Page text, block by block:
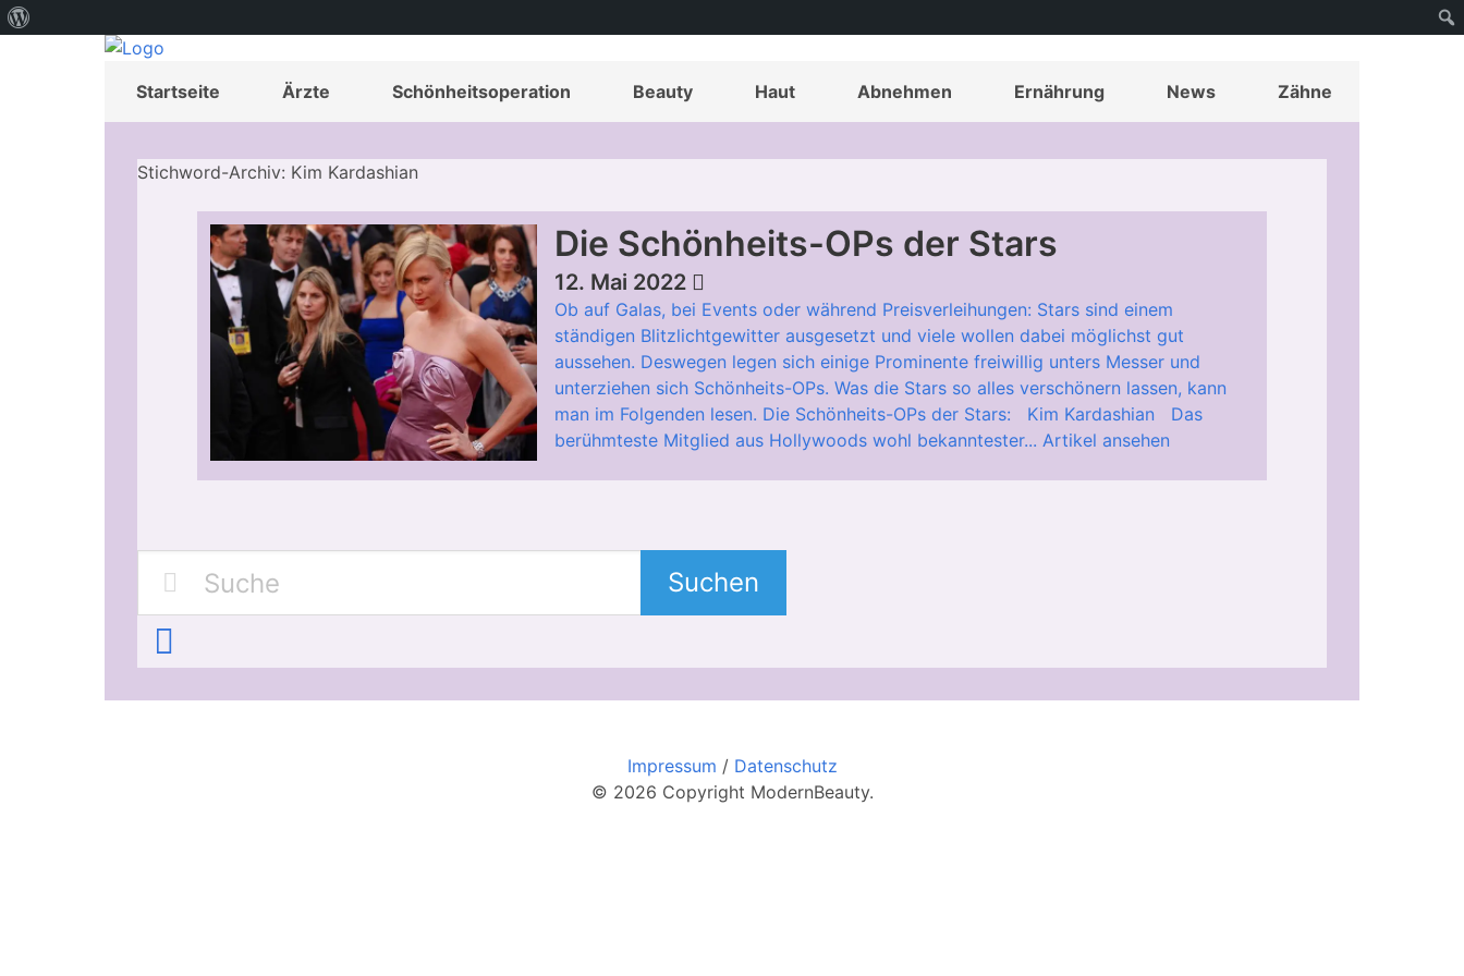
Startseite Ärzte Schönheitsoperation Beauty Haut Abnehmen Ernährung News Zähne
Stichword-Archiv: Kim Kardashian
Die Schönheits-OPs der Stars
12. Mai 2022
Ob auf Galas, bei Events oder während Preisverleihungen: Stars sind einem
ständigen Blitzlichtgewitter ausgesetzt und viele wollen dabei möglichst gut
aussehen. Deswegen legen sich einige Prominente freiwillig unters Messer und
unterziehen sich Schönheits-OPs. Was die Stars so alles verschönern lassen, kann
man im Folgenden lesen. Die Schönheits-OPs der Stars: Kim Kardashian Das
berühmteste Mitglied aus Hollywoods wohl bekanntester... Artikel ansehen
Suchen
Impressum / Datenschutz
© 2026 Copyright ModernBeauty.